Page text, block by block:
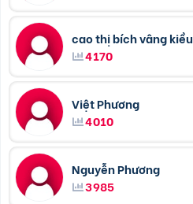
cao thị bích vâng kiều
4170
Việt Phương
4010
Nguyễn Phương
3985